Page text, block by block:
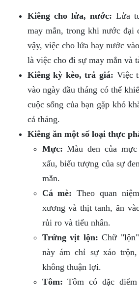
Kiêng cho lửa, nước: Lửa
may mắn, trong khi nước đại
vậy, việc cho lửa hay nước
là việc cho đi sự may mắn và
Kiêng kỳ kèo, trả giá: Việc
vào ngày đầu tháng có thể
cuộc sống của bạn gặp khó
cả tháng.
Kiêng ăn một số loại thực
Mực: Màu đen của
xấu, biểu tượng của sự
mắn.
Cá mè: Theo quan
xương và thịt tanh, ăn
rủi ro và tiểu nhân.
Trứng vịt lộn: Chữ
này ám chỉ sự xáo
không thuận lợi.
Tôm: Tôm có đặc